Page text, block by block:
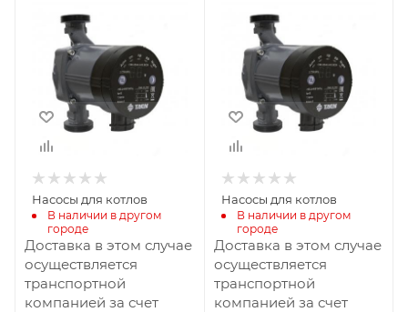
Насосы для котлов
В наличии в другом
городе
Доставка в этом случае
осуществляется
транспортной
компанией за счет
Насосы для котлов
В наличии в другом
городе
Доставка в этом случае
осуществляется
транспортной
компанией за счет